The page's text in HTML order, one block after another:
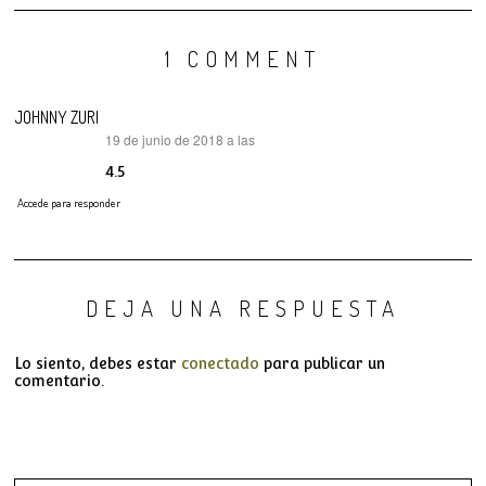
1 COMMENT
JOHNNY ZURI
19 de junio de 2018 a las
4.5
Accede para responder
DEJA UNA RESPUESTA
Lo siento, debes estar conectado para publicar un
comentario.